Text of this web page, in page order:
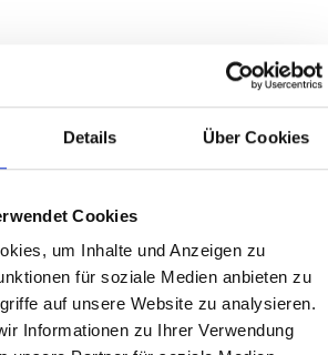
Details Über Cookies
Cookies
um Inhalte und Anzeigen zu
für soziale Medien anbieten zu
auf unsere Website zu analysieren.
Informationen zu Ihrer Verwendung